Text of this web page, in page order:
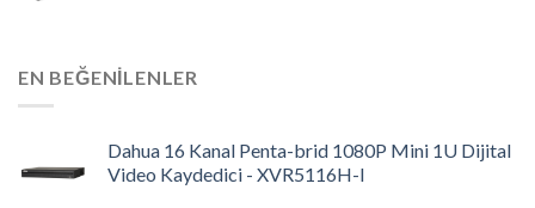
EN BEĞENILENLER
Dahua 16 Kanal Penta-brid 1080P Mini 1U Dijital
Video Kaydedici - XVR5116H-I